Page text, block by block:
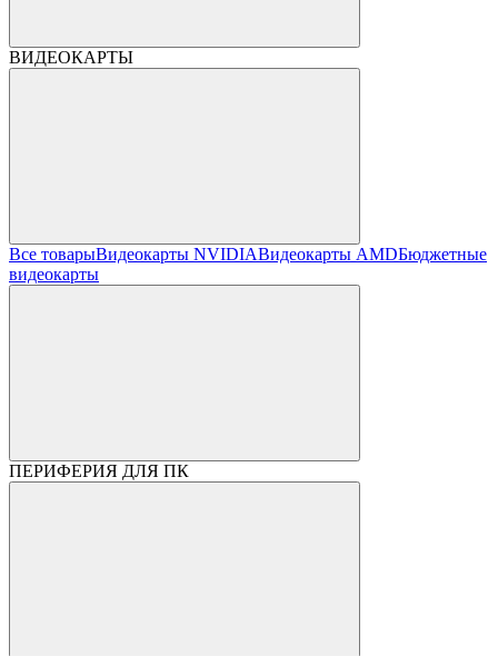
ВИДЕОКАРТЫ
Все товарыВидеокарты NVIDIAВидеокарты AMDБюджетные
видеокарты
ПЕРИФЕРИЯ ДЛЯ ПК